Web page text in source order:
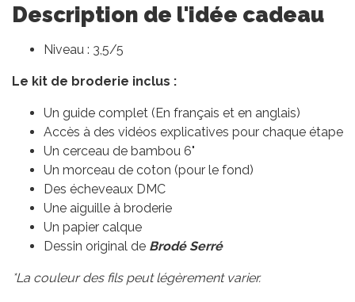
Description de l'idée cadeau
Niveau : 3,5/5
Le kit de broderie inclus :
Un guide complet (En français et en anglais)
Accès à des vidéos explicatives pour chaque étape
Un cerceau de bambou 6"
Un morceau de coton (pour le fond)
Des écheveaux DMC
Une aiguille à broderie
Un papier calque
Dessin original de Brodé Serré
*La couleur des fils peut légèrement varier.